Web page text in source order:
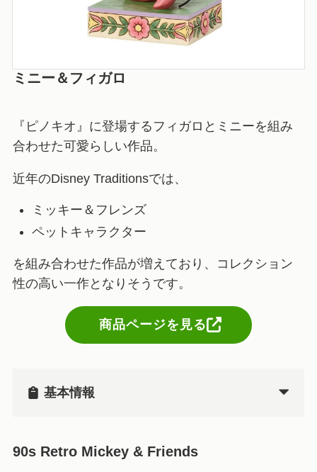
ミニー＆フィガロ
『ピノキオ』に登場するフィガロとミニーを組み
合わせた可愛らしい作品。
近年のDisney Traditionsでは、
ミッキー＆フレンズ
ペットキャラクター
を組み合わせた作品が増えており、コレクション
性の高い一作となりそうです。
商品ページを見る
基本情報
90s Retro Mickey & Friends